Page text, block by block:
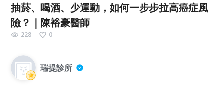
抽菸、喝酒、少運動，如何一步步拉高癌症風
險？｜陳裕豪醫師
228 0
瑞提診所